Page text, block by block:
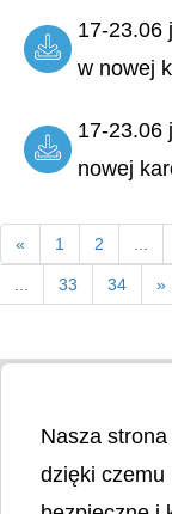
17-23.06
w nowej
17-23.06
nowej
« 1 2 ...
... 33 34 »
Nasza
dzięki czemu